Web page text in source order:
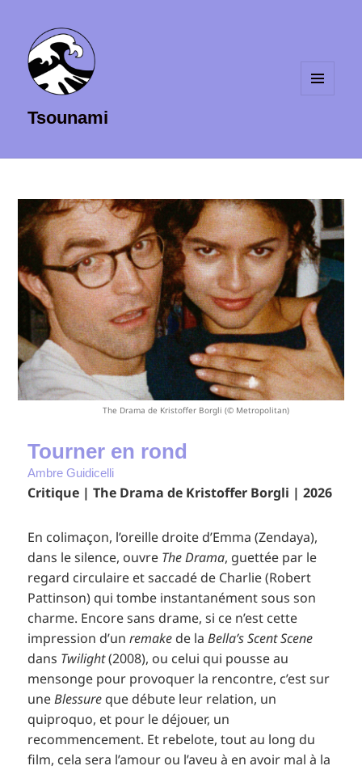
Tsounami
The Drama de Kristoffer Borgli (© Metropolitan)
Tourner en rond
Ambre Guidicelli
Critique | The Drama de Kristoffer Borgli | 2026
En colimaçon, l’oreille droite d’Emma (Zendaya),
dans le silence, ouvre The Drama, guettée par le
regard circulaire et saccadé de Charlie (Robert
Pattinson) qui tombe instantanément sous son
charme. Encore sans drame, si ce n’est cette
impression d’unremake de laBella’s Scent Scene
dans Twilight(2008), ou celui qui pousse au
mensonge pour provoquer la rencontre, c’est sur
uneBlessure que débute leur relation, un
quiproquo, et pour le déjouer, un
recommencement. Et rebelote, tout au long du
film, cela sera l’amour ou l’aveu à en avoir mal à la